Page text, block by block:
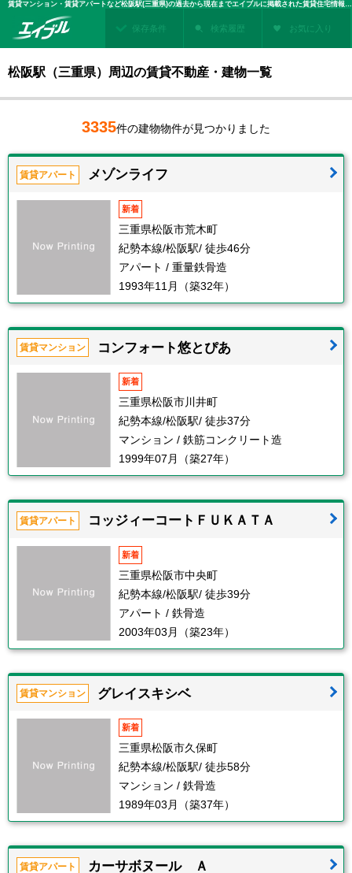
賃貸マンション・賃貸アパートなど松阪駅(三重県)の過去から現在までエイブルに掲載された賃貸住宅情報・建物情報を検索！不動産賃貸を探すなら、お部屋探しのエイブル
保存条件 検索履歴 お気に入り
松阪駅（三重県）周辺の賃貸不動産・建物一覧
3335件の建物物件が見つかりました
賃貸アパート メゾンライフ
新着
三重県松阪市荒木町
紀勢本線/松阪駅/ 徒歩46分
アパート / 重量鉄骨造
1993年11月（築32年）
賃貸マンション コンフォート悠とぴあ
新着
三重県松阪市川井町
紀勢本線/松阪駅/ 徒歩37分
マンション / 鉄筋コンクリート造
1999年07月（築27年）
賃貸アパート コッジィーコートＦＵＫＡＴＡ
新着
三重県松阪市中央町
紀勢本線/松阪駅/ 徒歩39分
アパート / 鉄骨造
2003年03月（築23年）
賃貸マンション グレイスキシベ
新着
三重県松阪市久保町
紀勢本線/松阪駅/ 徒歩58分
マンション / 鉄骨造
1989年03月（築37年）
賃貸アパート カーサボヌール Ａ